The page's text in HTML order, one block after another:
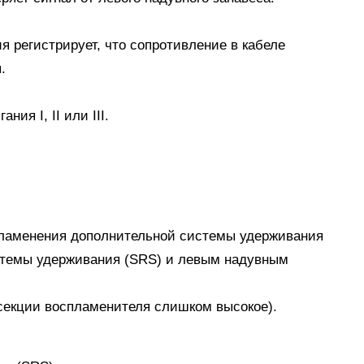
регистрирует, что сопротивление в кабеле
I, II или III.
дополнительной системы удерживания
удерживания (SRS) и левым надувным
воспламенителя слишком высокое).